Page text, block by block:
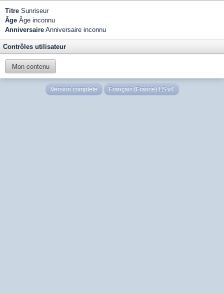
Titre Sunriseur
Âge Âge inconnu
Anniversaire Anniversaire inconnu
Contrôles utilisateur
Mon contenu
Version complète Français (France) LS v4